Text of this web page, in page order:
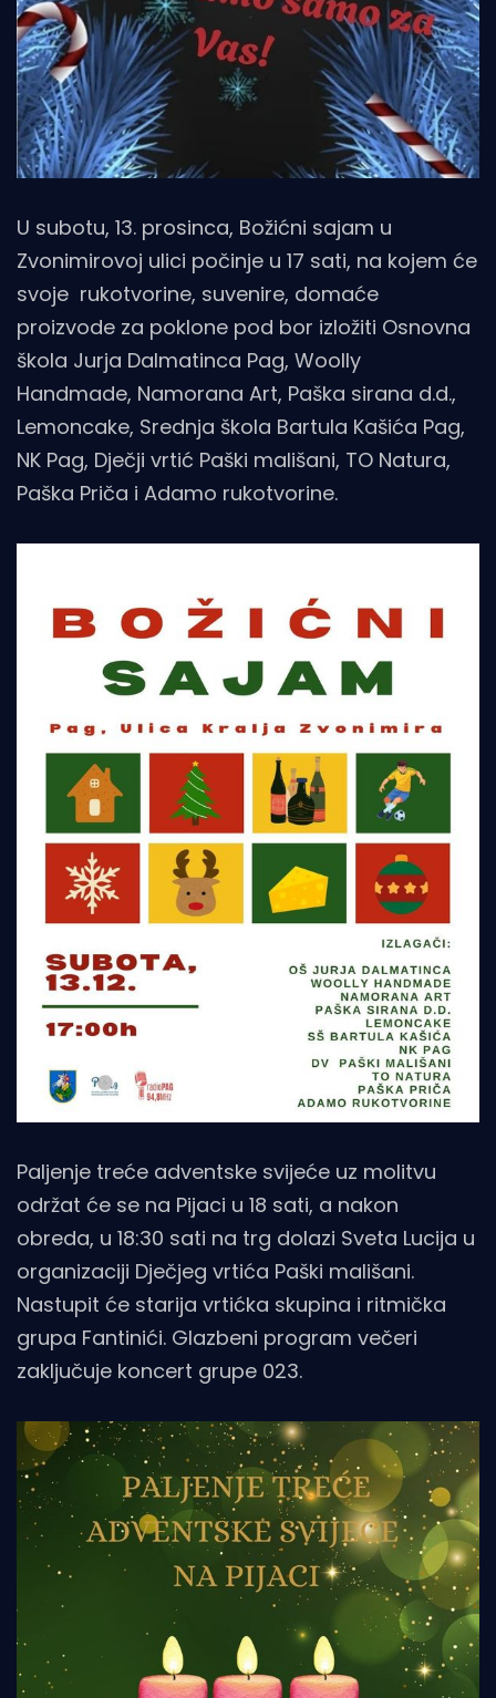
U subotu, 13. prosinca, Božićni sajam u
Zvonimirovoj ulici počinje u 17 sati, na kojem će
svoje rukotvorine, suvenire, domaće
proizvode za poklone pod bor izložiti Osnovna
škola Jurja Dalmatinca Pag, Woolly
Handmade, Namorana Art, Paška sirana d.d.,
Lemoncake, Srednja škola Bartula Kašića Pag,
NK Pag, Dječji vrtić Paški mališani, TO Natura,
Paška Priča i Adamo rukotvorine.
Paljenje treće adventske svijeće uz molitvu
održat će se na Pijaci u 18 sati, a nakon
obreda, u 18:30 sati na trg dolazi Sveta Lucija u
organizaciji Dječjeg vrtića Paški mališani.
Nastupit će starija vrtićka skupina i ritmička
grupa Fantinići. Glazbeni program večeri
zaključuje koncert grupe 023.